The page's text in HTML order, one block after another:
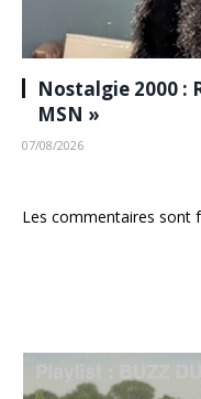
Nostalgie 2000 :
MSN »
07/08/2026
Les commentaires sont